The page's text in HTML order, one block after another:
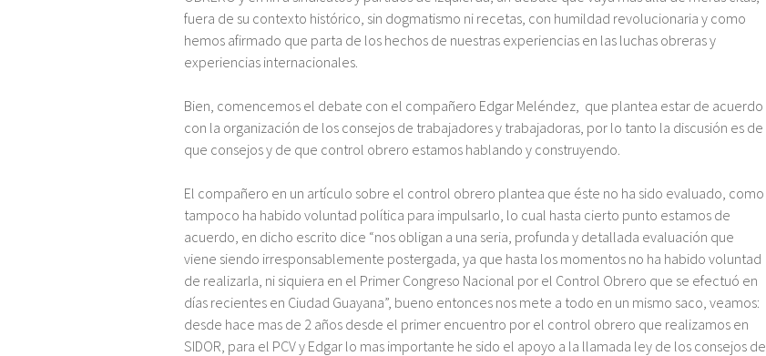
fuera de su contexto histórico, sin dogmatismo ni recetas, con humildad revolucionaria y como
hemos afirmado que parta de los hechos de nuestras experiencias en las luchas obreras y
experiencias internacionales.
Bien, comencemos el debate con el compañero Edgar Meléndez, que plantea estar de acuerdo
con la organización de los consejos de trabajadores y trabajadoras, por lo tanto la discusión es de
que consejos y de que control obrero estamos hablando y construyendo.
El compañero en un artículo sobre el control obrero plantea que éste no ha sido evaluado, como
tampoco ha habido voluntad política para impulsarlo, lo cual hasta cierto punto estamos de
acuerdo, en dicho escrito dice “nos obligan a una seria, profunda y detallada evaluación que
viene siendo irresponsablemente postergada, ya que hasta los momentos no ha habido voluntad
de realizarla, ni siquiera en el Primer Congreso Nacional por el Control Obrero que se efectuó en
días recientes en Ciudad Guayana”, bueno entonces nos mete a todo en un mismo saco, veamos:
desde hace mas de 2 años desde el primer encuentro por el control obrero que realizamos en
SIDOR, para el PCV y Edgar lo mas importante he sido el apoyo a la llamada ley de los consejos de